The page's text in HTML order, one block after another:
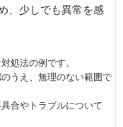
、少しでも異常を感
処法の例です。
うえ、無理のない範囲で
合やトラブルについて